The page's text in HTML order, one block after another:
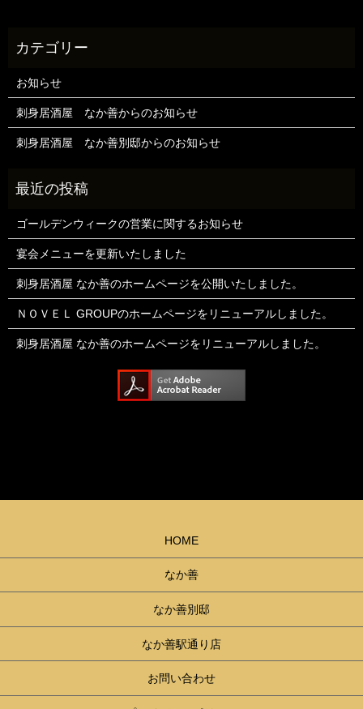
お知らせ
刺身居酒屋 なか善からのお知らせ
刺身居酒屋 なか善別邸からのお知らせ
ゴールデンウィークの営業に関するお知らせ
宴会メニューを更新いたしました
刺身居酒屋 なか善のホームページを公開いたしました。
ＮＯＶＥＬ GROUPのホームページをリニューアルしました。
刺身居酒屋 なか善のホームページをリニューアルしました。
HOME
なか善
なか善別邸
なか善駅通り店
お問い合わせ